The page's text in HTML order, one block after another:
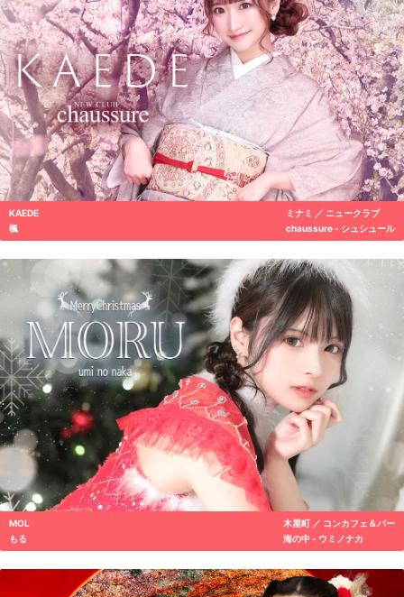
KAEDE
楓
ミナミ ／ ニュークラブ
chaussure - シュシュール
MOL
もる
木屋町 ／ コンカフェ＆バー
海の中 - ウミノナカ